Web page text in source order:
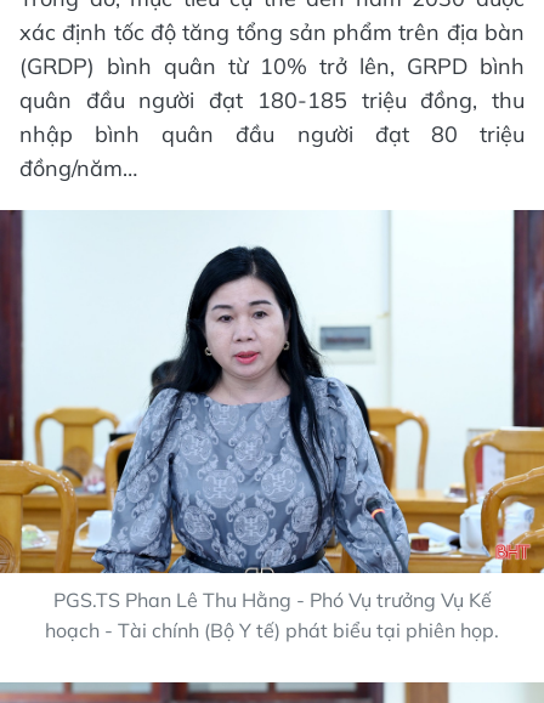
xác định tốc độ tăng tổng sản phẩm trên địa bàn
(GRDP) bình quân từ 10% trở lên, GRPD bình
quân đầu người đạt 180-185 triệu đồng, thu
nhập bình quân đầu người đạt 80 triệu
đồng/năm…
PGS.TS Phan Lê Thu Hằng - Phó Vụ trưởng Vụ Kế
hoạch - Tài chính (Bộ Y tế) phát biểu tại phiên họp.